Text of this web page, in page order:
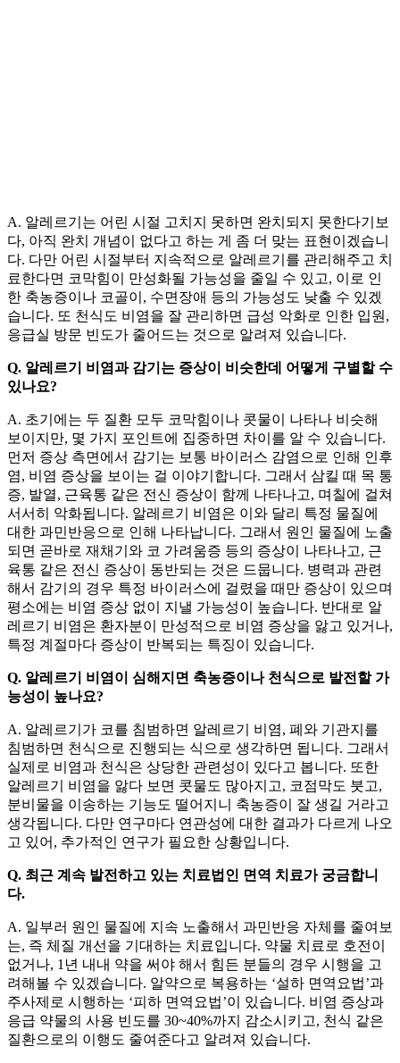
A. 알레르기는 어린 시절 고치지 못하면 완치되지 못한다기보
다, 아직 완치 개념이 없다고 하는 게 좀 더 맞는 표현이겠습니
다. 다만 어린 시절부터 지속적으로 알레르기를 관리해주고 치
료한다면 코막힘이 만성화될 가능성을 줄일 수 있고, 이로 인
한 축농증이나 코골이, 수면장애 등의 가능성도 낮출 수 있겠
습니다. 또 천식도 비염을 잘 관리하면 급성 악화로 인한 입원,
응급실 방문 빈도가 줄어드는 것으로 알려져 있습니다.
Q. 알레르기 비염과 감기는 증상이 비슷한데 어떻게 구별할 수
있나요?
A. 초기에는 두 질환 모두 코막힘이나 콧물이 나타나 비슷해
보이지만, 몇 가지 포인트에 집중하면 차이를 알 수 있습니다.
먼저 증상 측면에서 감기는 보통 바이러스 감염으로 인해 인후
염, 비염 증상을 보이는 걸 이야기합니다. 그래서 삼킬 때 목 통
증, 발열, 근육통 같은 전신 증상이 함께 나타나고, 며칠에 걸쳐
서서히 악화됩니다. 알레르기 비염은 이와 달리 특정 물질에
대한 과민반응으로 인해 나타납니다. 그래서 원인 물질에 노출
되면 곧바로 재채기와 코 가려움증 등의 증상이 나타나고, 근
육통 같은 전신 증상이 동반되는 것은 드뭅니다. 병력과 관련
해서 감기의 경우 특정 바이러스에 걸렸을 때만 증상이 있으며
평소에는 비염 증상 없이 지낼 가능성이 높습니다. 반대로 알
레르기 비염은 환자분이 만성적으로 비염 증상을 앓고 있거나,
특정 계절마다 증상이 반복되는 특징이 있습니다.
Q. 알레르기 비염이 심해지면 축농증이나 천식으로 발전할 가
능성이 높나요?
A. 알레르기가 코를 침범하면 알레르기 비염, 폐와 기관지를
침범하면 천식으로 진행되는 식으로 생각하면 됩니다. 그래서
실제로 비염과 천식은 상당한 관련성이 있다고 봅니다. 또한
알레르기 비염을 앓다 보면 콧물도 많아지고, 코점막도 붓고,
분비물을 이송하는 기능도 떨어지니 축농증이 잘 생길 거라고
생각됩니다. 다만 연구마다 연관성에 대한 결과가 다르게 나오
고 있어, 추가적인 연구가 필요한 상황입니다.
Q. 최근 계속 발전하고 있는 치료법인 면역 치료가 궁금합니
다.
A. 일부러 원인 물질에 지속 노출해서 과민반응 자체를 줄여보
는, 즉 체질 개선을 기대하는 치료입니다. 약물 치료로 호전이
없거나, 1년 내내 약을 써야 해서 힘든 분들의 경우 시행을 고
려해볼 수 있겠습니다. 알약으로 복용하는 ‘설하 면역요법’과
주사제로 시행하는 ‘피하 면역요법’이 있습니다. 비염 증상과
응급 약물의 사용 빈도를 30~40%까지 감소시키고, 천식 같은
질환으로의 이행도 줄여준다고 알려져 있습니다.